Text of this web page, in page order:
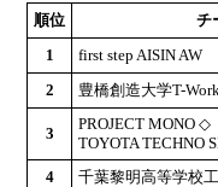
順位
チ
1
first step AISIN AW
2
豊橋創造大学T-
3
PROJECT MONO ◇
TOYOTA TECHNO
4
千葉黎明高等学校